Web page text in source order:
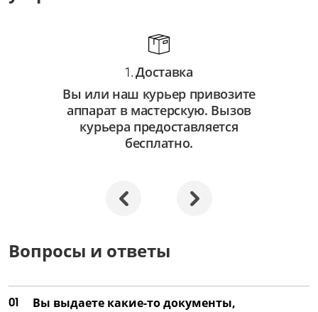
от 750 ₽
Ремонт автофокуса
от 2 250 ₽
Замена объектива
Ремонт затвора
Замена матрицы
1.Доставка
Вы или наш курьер привозите
аппарат в мастерскую. Вызов
курьера предоставляется
бесплатно.
Вопросы и ответы
01
Вы выдаете какие-то документы,